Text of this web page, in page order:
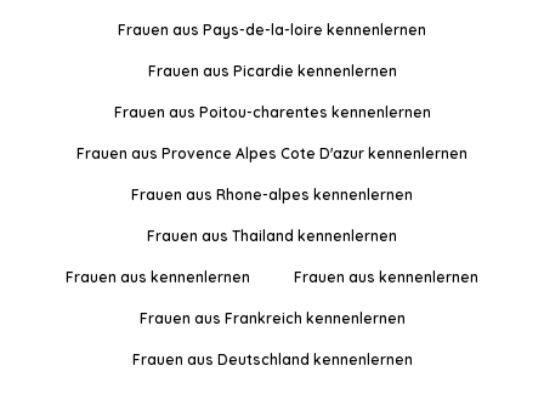
Frauen aus Pays-de-la-loire kennenlernen
Frauen aus Picardie kennenlernen
Frauen aus Poitou-charentes kennenlernen
Frauen aus Provence Alpes Cote D'azur kennenlernen
Frauen aus Rhone-alpes kennenlernen
Frauen aus Thailand kennenlernen
Frauen aus kennenlernen Frauen aus kennenlernen
Frauen aus Frankreich kennenlernen
Frauen aus Deutschland kennenlernen